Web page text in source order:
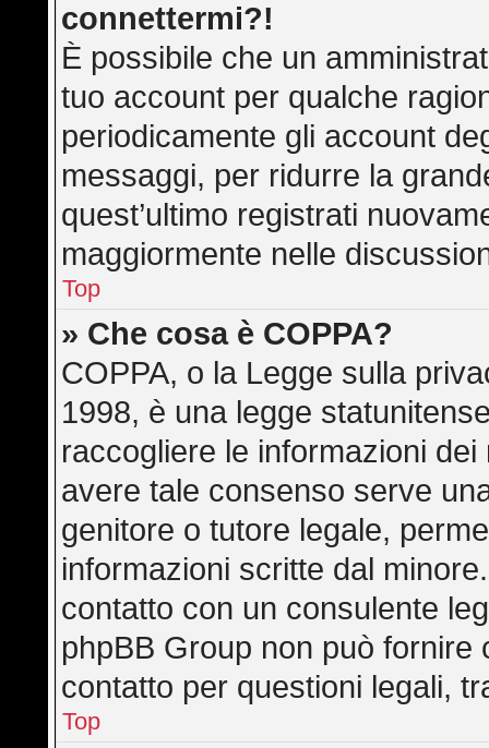
connettermi?!
È possibile che un
tuo account per qualche
periodicamente gli account
messaggi, per ridurre la
quest’ultimo registrati
maggiormente nelle
Top
» Che cosa è COPPA?
COPPA, o la Legge sulla
1998, è una legge
raccogliere le informazioni
avere tale consenso serve
genitore o tutore legale,
informazioni scritte dal
contatto con un consulente
phpBB Group non può fornire
contatto per questioni legali,
Top